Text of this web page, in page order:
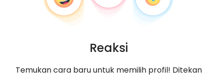
Reaksi
Temukan cara baru untuk memilih profil! Ditekan